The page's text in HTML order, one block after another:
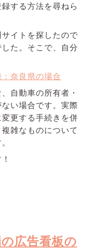
する方法を尋ねら
イトを探したので
た。そこで、自分
奈良県の場合
自動車の所有者・
い場合です。実際
更する手続きを併
雑なものについて
広告看板の